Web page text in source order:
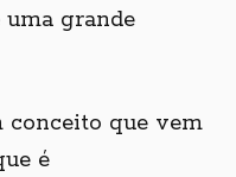
grande
conceito que vem
é